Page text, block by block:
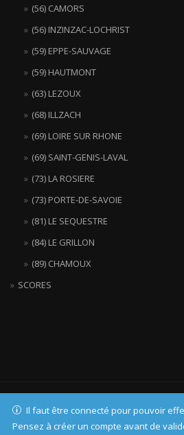
(56) CAMORS
(56) INZINZAC-LOCHRIST
(59) EPPE-SAUVAGE
(59) HAUTMONT
(63) LEZOUX
(68) ILLZACH
(69) LOIRE SUR RHONE
(69) SAINT-GENIS-LAVAL
(73) LA ROSIERE
(73) PORTE-DE-SAVOIE
(81) LE SEQUESTRE
(84) LE GRILLON
(89) CHAMOUX
SCORES
ShopIslepropulsé par
Il faut être connecté pour pouvoir
Pensez à créer un compte avant de